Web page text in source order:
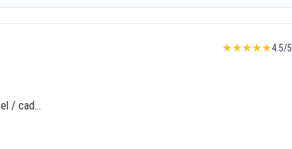
★★★★★4.5/5
/ cad…